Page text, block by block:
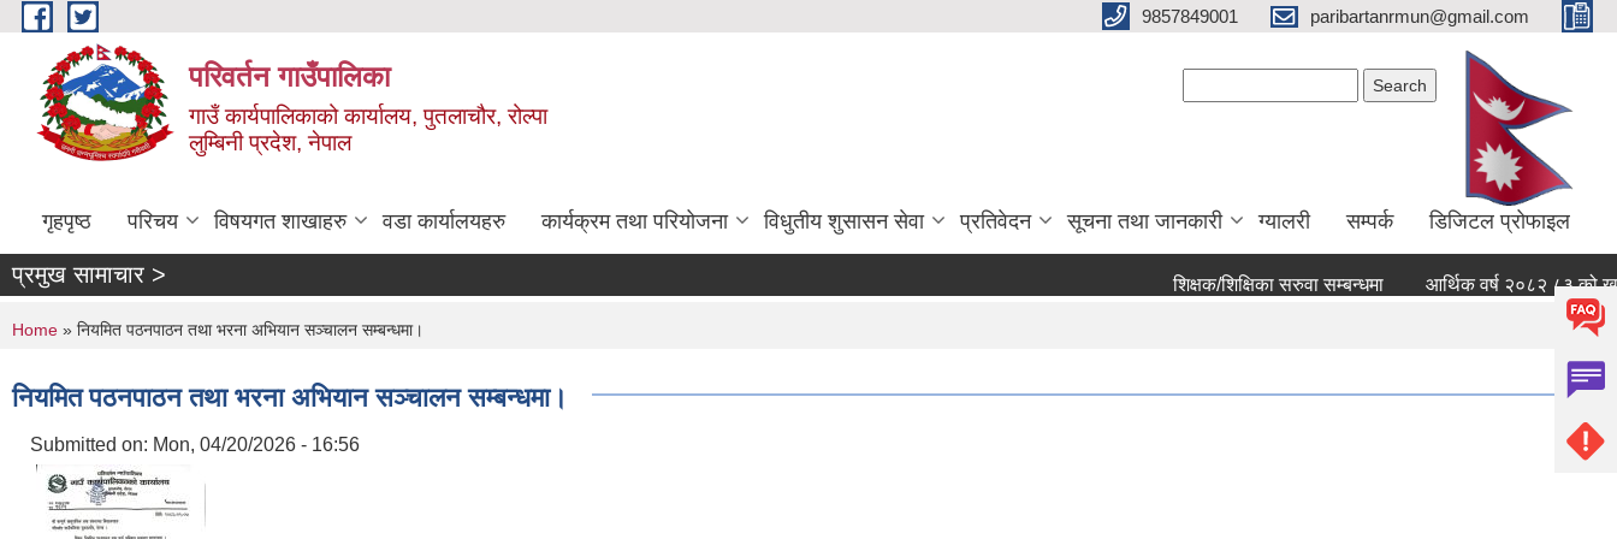
Skip to main content 9857849001 paribartanrmun@gmail.com
परिवर्तन गाउँपालिका
गाउँ कार्यपालिकाको कार्यालय, पुतलाचौर, रोल्पा
लुम्बिनी प्रदेश, नेपाल
गृहपृष्ठ परिचय विषयगत शाखाहरु वडा कार्यालयहरु कार्यक्रम तथा परियोजना विधुतीय शुसासन सेवा प्रतिवेदन सूचना तथा जानकारी ग्यालरी सम्पर्क डिजिटल प्रोफाइल
प्रमुख सामाचार > शिक्षक/शिक्षिका सरुवा सम्बन्धमा आर्थिक वर्ष २०८२ ८३ को खर्च
You are here
Home » नियमित पठनपाठन तथा भरना अभियान सञ्चालन सम्बन्धमा।
नियमित पठनपाठन तथा भरना अभियान सञ्चालन सम्बन्धमा।
Submitted on: Mon, 04/20/2026 - 16:56